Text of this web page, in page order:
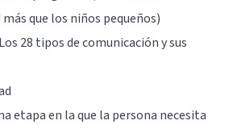
que los niños pequeños)
28 tipos de comunicación y sus
etapa en la que la persona necesita